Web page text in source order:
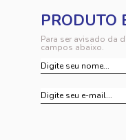
Para ser avisado da
campos abaixo.